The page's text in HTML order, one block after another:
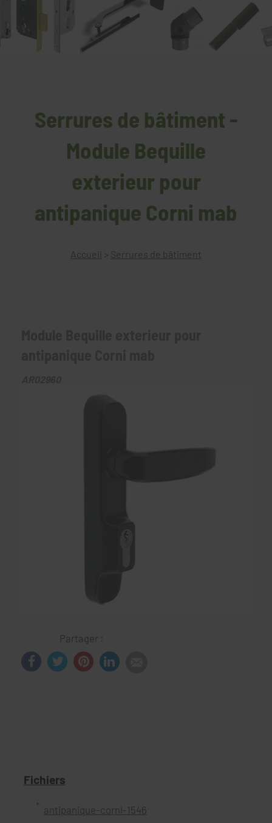
Serrures de bâtiment -
Module Bequille
exterieur pour
antipanique Corni mab
Accueil > Serrures de bâtiment
Partager :
Fichiers
antipanique-corni-1546